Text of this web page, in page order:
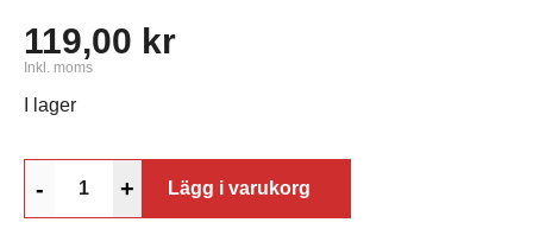
119,00 kr
Inkl. moms
I lager
- + Lägg i varukorg